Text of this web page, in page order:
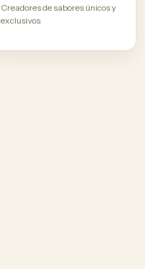
Creadores de sabores únicos y
exclusivos